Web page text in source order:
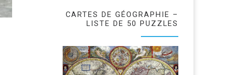
CARTES DE GÉOGRAPHIE –
LISTE DE 50 PUZZLES